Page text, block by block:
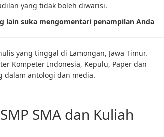
yang tidak boleh diwarisi.
lain suka mengomentari penampilan Anda
yang tinggal di Lamongan, Jawa Timur.
Kompeter Indonesia, Kepulu, Paper dan
dalam antologi dan media.
SMA dan Kuliah